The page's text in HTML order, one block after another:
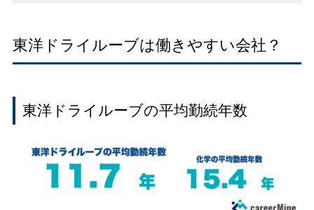
東洋ドライルーブは働きやすい会社？
東洋ドライルーブの平均勤続年数